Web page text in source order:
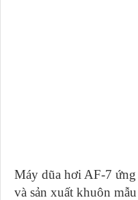
Máy dũa hơi AF-7
và sản xuất khuôn mẫu